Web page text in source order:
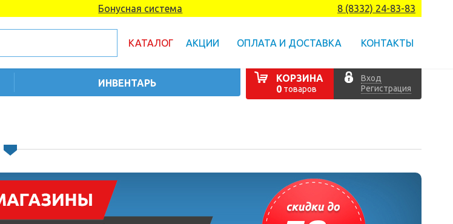
Бонусная система 8 (8332) 24-83-83
КАТАЛОГ АКЦИИ ОПЛАТА И ДОСТАВКА КОНТАКТЫ
ИНВЕНТАРЬ
КОРЗИНА
0 товаров
Вход
Регистрация